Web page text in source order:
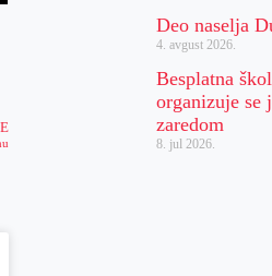
Deo naselja
4. avgust 2026.
Besplatna
organizuje se
zaredom
8. jul 2026.